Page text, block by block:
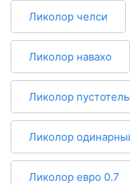
Ликолор челси
Ликолор навахо
Ликолор
Ликолор
Ликолор евро 0.7